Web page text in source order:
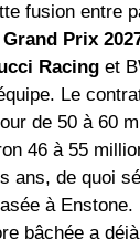
fusion entre
Grand Prix
Racing et
Le
de 50 à 60
46 à 55
ans, de quoi
à Enstone.
bâchée a